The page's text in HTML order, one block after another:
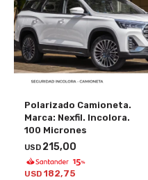
Polarizado Camioneta.
Marca: Nexfil. Incolora.
100 Micrones
USD 215,00
USD 182,75